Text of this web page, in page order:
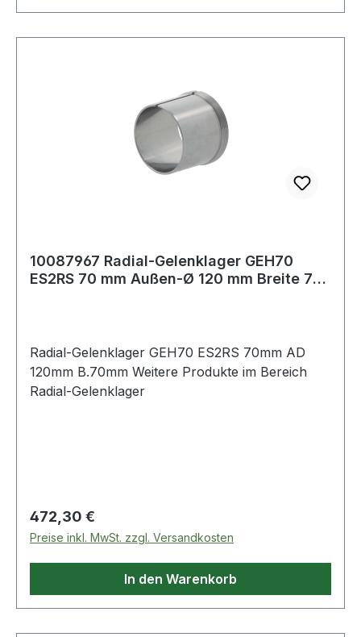
10087967 Radial-Gelenklager GEH70
ES2RS 70 mm Außen-Ø 120 mm Breite 70
Radial-Gelenklager GEH70 ES2RS 70mm AD
120mm B.70mm Weitere Produkte im Bereich
Radial-Gelenklager
Regulärer Preis:
472,30 €
Preise inkl. MwSt. zzgl. Versandkosten
In den Warenkorb